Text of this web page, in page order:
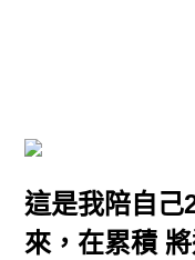
這是我陪自己
來，在累積